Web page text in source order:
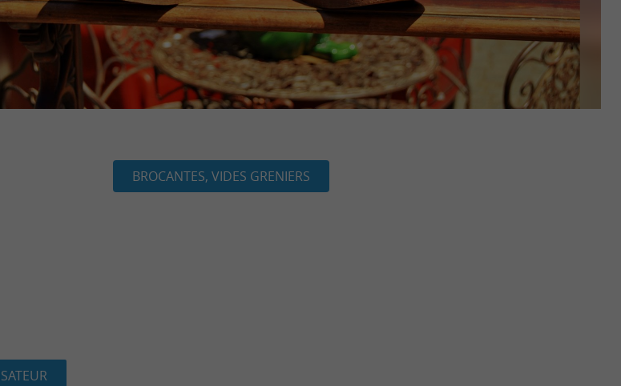
BROCANTES, VIDES GRENIERS